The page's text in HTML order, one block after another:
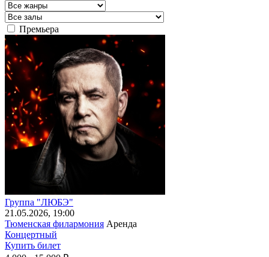
Премьера
Группа "ЛЮБЭ"
21 .05.2026, 19:00
Тюменская филармония Аренда
Концертный
Купить билет